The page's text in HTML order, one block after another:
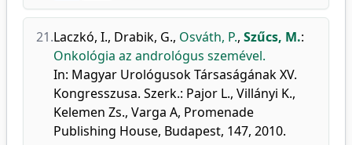
21.Laczkó, I., Drabik, G., Osváth, P., Szűcs, M.:
Onkológia az andrológus szemével.
In: Magyar Urológusok Társaságának XV.
Kongresszusa. Szerk.: Pajor L., Villányi K.,
Kelemen Zs., Varga A, Promenade
Publishing House, Budapest, 147, 2010.